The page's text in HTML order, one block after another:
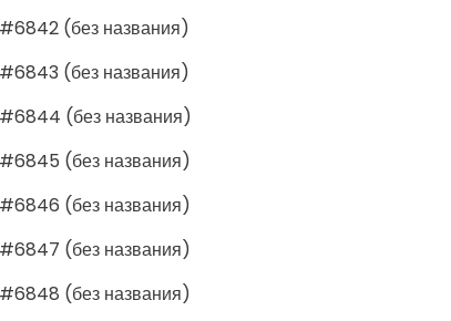
#6842 (без названия)
#6843 (без названия)
#6844 (без названия)
#6845 (без названия)
#6846 (без названия)
#6847 (без названия)
#6848 (без названия)